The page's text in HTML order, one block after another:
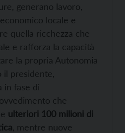
generano lavoro,
locale e
quella ricchezza che
e rafforza la capacità
la propria Autonomia
il presidente,
in fase di
che
ulteriori 100 milioni di
, mentre nuove